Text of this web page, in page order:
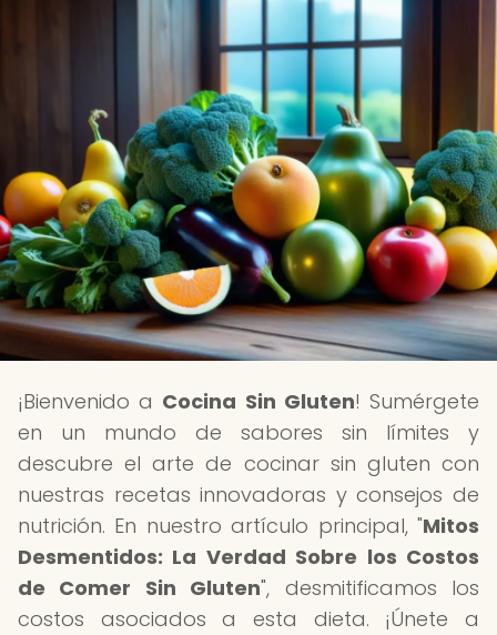
¡Bienvenido a Cocina Sin Gluten! Sumérgete
en un mundo de sabores sin límites y
descubre el arte de cocinar sin gluten con
nuestras recetas innovadoras y consejos de
nutrición. En nuestro artículo principal, "Mitos
Desmentidos: La Verdad Sobre los Costos
de Comer Sin Gluten", desmitificamos los
costos asociados a esta dieta. ¡Únete a